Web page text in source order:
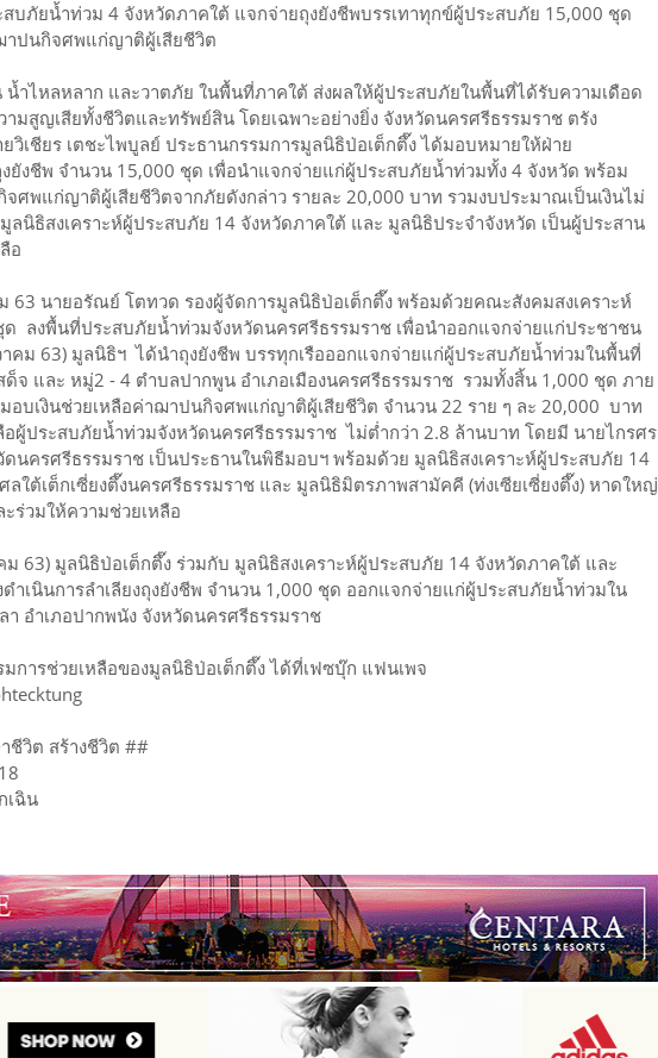
บภัยน้ำท่วม 4 จังหวัดภาคใต้ แจกจ่ายถุงยังชีพบรรเทาทุกข์ผู้ประสบภัย 15,000 ชุด
าปนกิจศพแก่ญาติผู้เสียชีวิต
ำไหลหลาก และวาตภัย ในพื้นที่ภาคใต้ ส่งผลให้ผู้ประสบภัยในพื้นที่ได้รับความเดือด
มสูญเสียทั้งชีวิตและทรัพย์สิน โดยเฉพาะอย่างยิ่ง จังหวัดนครศรีธรรมราช ตรัง
วิเชียร เตชะไพบูลย์ ประธานกรรมการมูลนิธิป่อเต็กตึ๊ง ได้มอบหมายให้ฝ่าย
งยังชีพ จำนวน 15,000 ชุด เพื่อนำแจกจ่ายแก่ผู้ประสบภัยน้ำท่วมทั้ง 4 จังหวัด พร้อม
ศพแก่ญาติผู้เสียชีวิตจากภัยดังกล่าว รายละ 20,000 บาท รวมงบประมาณเป็นเงินไม่
นิธิสงเคราะห์ผู้ประสบภัย 14 จังหวัดภาคใต้ และ มูลนิธิประจำจังหวัด เป็นผู้ประสาน
อ
63 นายอรัณย์ โตทวด รองผู้จัดการมูลนิธิป่อเต็กตึ๊ง พร้อมด้วยคณะสังคมสงเคราะห์
ด ลงพื้นที่ประสบภัยน้ำท่วมจังหวัดนครศรีธรรมราช เพื่อนำออกแจกจ่ายแก่ประชาชน
คม 63) มูลนิธิฯ ได้นำถุงยังชีพ บรรทุกเรือออกแจกจ่ายแก่ผู้ประสบภัยน้ำท่วมในพื้นที่
จ และ หมู่2 - 4 ตำบลปากพูน อำเภอเมืองนครศรีธรรมราช รวมทั้งสิ้น 1,000 ชุด ภาย
อบเงินช่วยเหลือค่าฌาปนกิจศพแก่ญาติผู้เสียชีวิต จำนวน 22 ราย ๆ ละ 20,000 บาท
ผู้ประสบภัยน้ำท่วมจังหวัดนครศรีธรรมราช ไม่ต่ำกว่า 2.8 ล้านบาท โดยมี นายไกรศร
ดนครศรีธรรมราช เป็นประธานในพิธีมอบฯ พร้อมด้วย มูลนิธิสงเคราะห์ผู้ประสบภัย 14
ใต้เต็กเซี่ยงตึ๊งนครศรีธรรมราช และ มูลนิธิมิตรภาพสามัคคี (ท่งเซียเซี่ยงตึ๊ง) หาดใหญ่
ร่วมให้ความช่วยเหลือ
63) มูลนิธิป่อเต็กตึ๊ง ร่วมกับ มูลนิธิสงเคราะห์ผู้ประสบภัย 14 จังหวัดภาคใต้ และ
ำเนินการลำเลียงถุงยังชีพ จำนวน 1,000 ชุด ออกแจกจ่ายแก่ผู้ประสบภัยน้ำท่วมใน
อำเภอปากพนัง จังหวัดนครศรีธรรมราช
การช่วยเหลือของมูลนิธิป่อเต็กตึ๊ง ได้ที่เฟซบุ๊ก แฟนเพจ
ชีวิต สร้างชีวิต ##
เฉิน